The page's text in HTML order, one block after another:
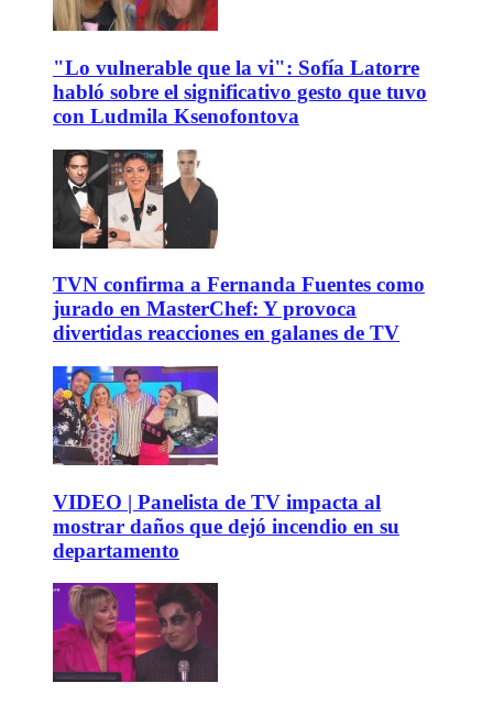
"Lo vulnerable que la vi": Sofía Latorre
habló sobre el significativo gesto que tuvo
con Ludmila Ksenofontova
TVN confirma a Fernanda Fuentes como
jurado en MasterChef: Y provoca
divertidas reacciones en galanes de TV
VIDEO | Panelista de TV impacta al
mostrar daños que dejó incendio en su
departamento